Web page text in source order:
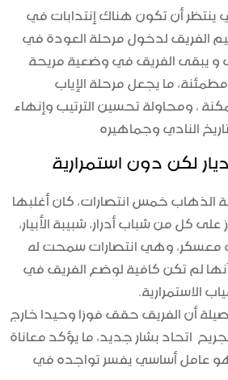
ينتظر أن تكون هناك إنتدابات في
الفريق لدخول مرحلة العودة في
يبقى الفريق في وضعية مريحة
ما يجعل مرحلة الإياب
، ومحاولة تحسين الترتيب وإنهاء
النادي وجماهيره
لكن دون استمرارية
الذهاب خمس انتصارات، كان أغلبها
كل من شباب أدرار، شبيبة الأبيار،
معسكر، وهي انتصارات سمحت له
لم تكن كافية لوضع الفريق في
الاستمرارية.
أن الفريق حقق فوزا وحيدا خارج
اتحاد بشار جديد، ما يؤكد معاناة
عامل أساسي يفسر تواجده في